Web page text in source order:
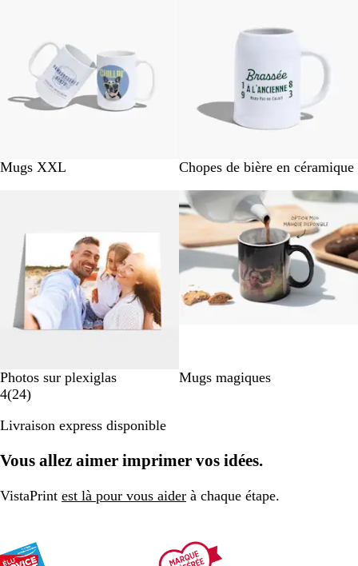
Mugs XXL
Chopes de bière en céramique
Photos sur plexiglas
4(24a
i
)
Livraison express disponible
Nouveau
#
0
Mugs magiques
Vous allez aimer imprimer vos idées.
VistaPrint est là pour vous aider à chaque étape.